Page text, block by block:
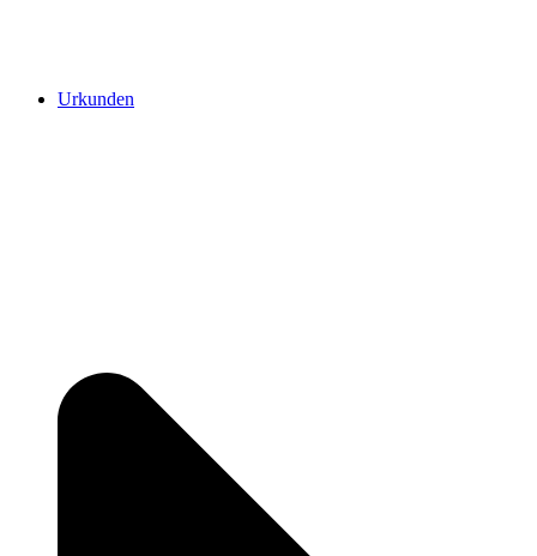
Urkunden